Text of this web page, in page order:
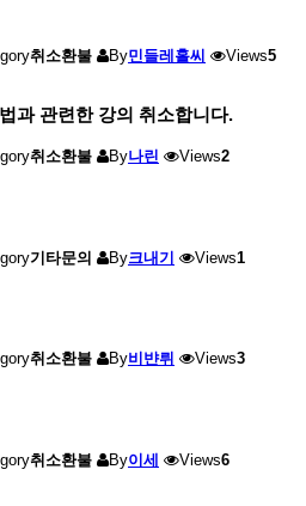
취소환불 By민들레홀씨 Views5
과 관련한 강의 취소합니다.
취소환불 By나린 Views2
기타문의 By크내기 Views1
취소환불 By비뱐뤼 Views3
취소환불 By이세 Views6